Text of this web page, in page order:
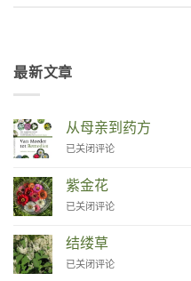
最新文章
从母亲到药方
Van
tot
Remedies
已关闭评论
紫金花
Zinnia
已关闭评论
结缕草
Duizendknoop
已关闭评论